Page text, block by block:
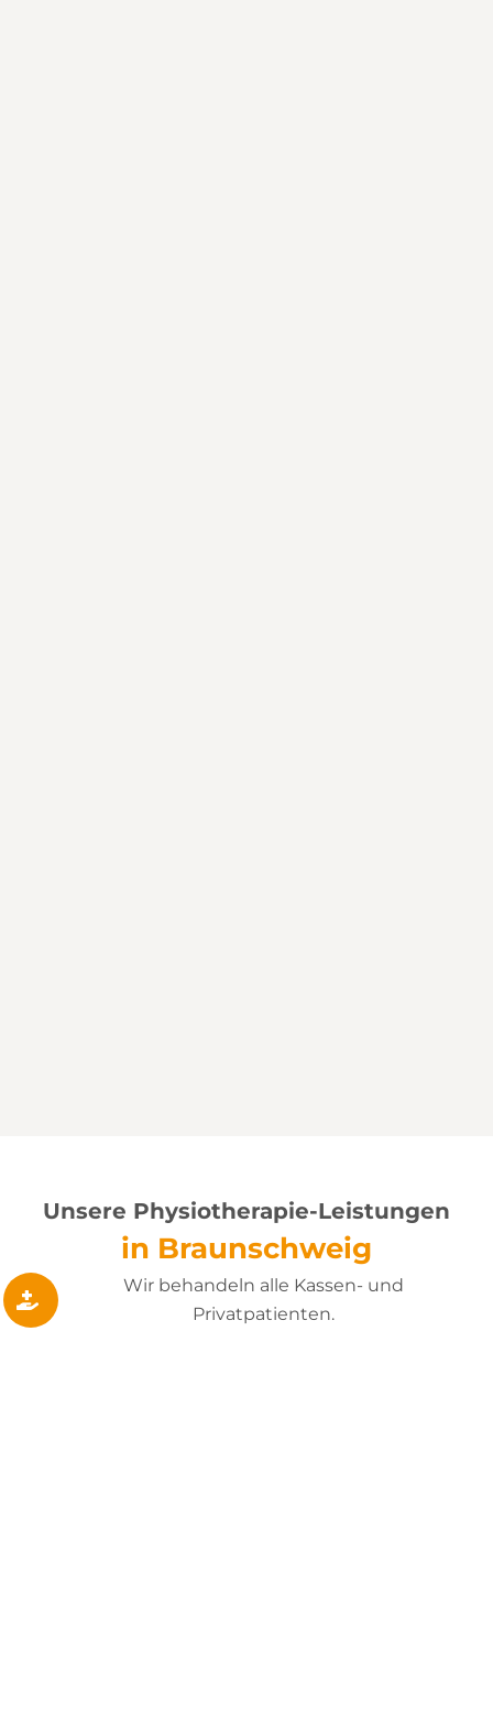
Unsere Physiotherapie-Leistungen
in Braunschweig
Wir behandeln alle Kassen- und
Privatpatienten.